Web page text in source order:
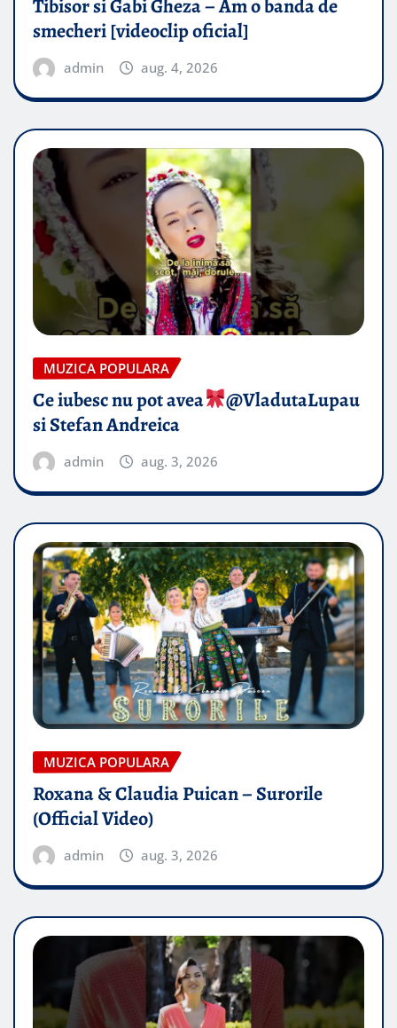
Tibisor si Gabi Gheza – Am o banda de
smecheri [videoclip oficial]
admin aug. 4, 2026
MUZICA POPULARA
Ce iubesc nu pot avea
​@VladutaLupau
si Stefan Andreica
admin aug. 3, 2026
MUZICA POPULARA
Roxana & Claudia Puican – Surorile
(Official Video)
admin aug. 3, 2026